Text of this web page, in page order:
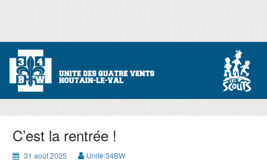
Unité 34 BW
Unité des 4 vents
C’est la rentrée !
31 août 2025 Unité 34BW